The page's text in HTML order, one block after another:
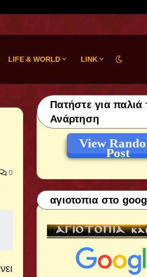
LIFE & WORLD LINK
0
Πατήστε για παλιά
Ανάρτηση
View
Post
αγιοτοπια στο